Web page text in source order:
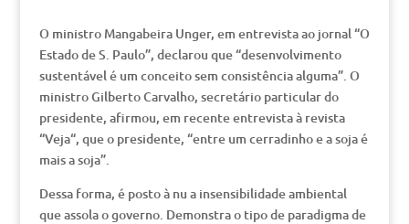
O ministro Mangabeira Unger, em entrevista ao jornal “O
Estado de S. Paulo”, declarou que “desenvolvimento
sustentável é um conceito sem consistência alguma”. O
ministro Gilberto Carvalho, secretário particular do
presidente, afirmou, em recente entrevista à revista
“Veja“, que o presidente, “entre um cerradinho e a soja é
mais a soja”.
Dessa forma, é posto à nu a insensibilidade ambiental
que assola o governo. Demonstra o tipo de paradigma de